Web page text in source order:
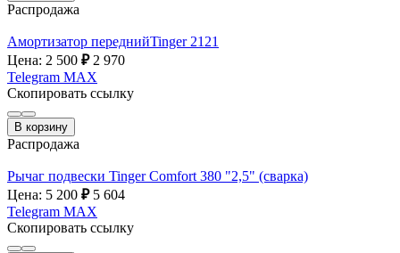
Распродажа
Амортизатор переднийTinger 2121
Цена: 2 500 ₽ 2 970
Telegram MAX
Скопировать ссылку
В корзину
Распродажа
Рычаг подвески Tinger Comfort 380 "2,5" (сварка)
Цена: 5 200 ₽ 5 604
Telegram MAX
Скопировать ссылку